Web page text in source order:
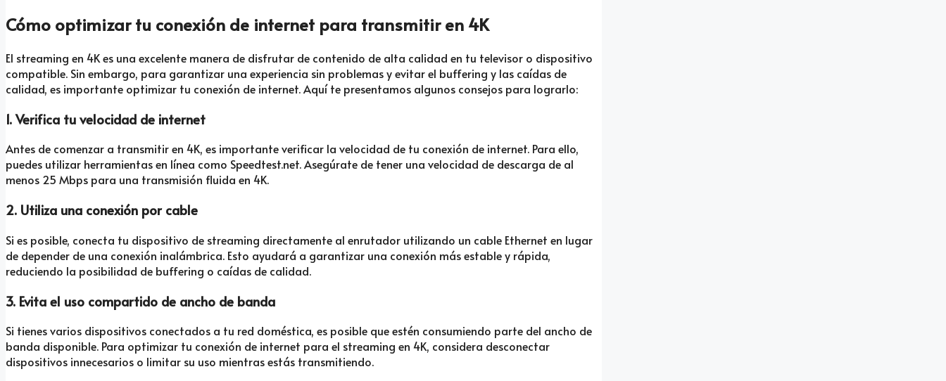
Cómo optimizar tu conexión de internet para transmitir en 4K
El streaming en 4K es una excelente manera de disfrutar de contenido de alta calidad en tu televisor o dispositivo
compatible. Sin embargo, para garantizar una experiencia sin problemas y evitar el buffering y las caídas de
calidad, es importante optimizar tu conexión de internet. Aquí te presentamos algunos consejos para lograrlo:
1. Verifica tu velocidad de internet
Antes de comenzar a transmitir en 4K, es importante verificar la velocidad de tu conexión de internet. Para ello,
puedes utilizar herramientas en línea como Speedtest.net. Asegúrate de tener una velocidad de descarga de al
menos 25 Mbps para una transmisión fluida en 4K.
2. Utiliza una conexión por cable
Si es posible, conecta tu dispositivo de streaming directamente al enrutador utilizando un cable Ethernet en lugar
de depender de una conexión inalámbrica. Esto ayudará a garantizar una conexión más estable y rápida,
reduciendo la posibilidad de buffering o caídas de calidad.
3. Evita el uso compartido de ancho de banda
Si tienes varios dispositivos conectados a tu red doméstica, es posible que estén consumiendo parte del ancho de
banda disponible. Para optimizar tu conexión de internet para el streaming en 4K, considera desconectar
dispositivos innecesarios o limitar su uso mientras estás transmitiendo.